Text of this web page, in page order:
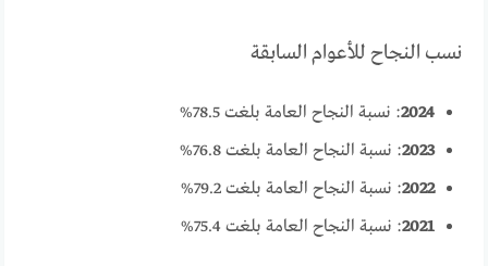
نسب النجاح للأعوام السابقة
2024: نسبة النجاح العامة بلغت 78.5%
2023: نسبة النجاح العامة بلغت 76.8%
2022: نسبة النجاح العامة بلغت 79.2%
2021: نسبة النجاح العامة بلغت 75.4%